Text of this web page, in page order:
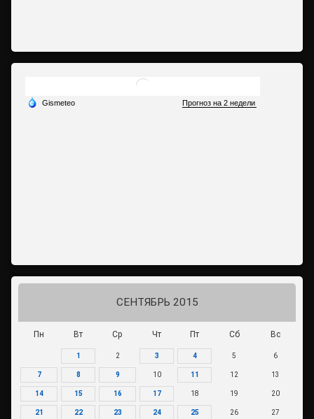
СЕНТЯБРЬ 2015
Пн Вт Ср Чт Пт Сб Вс
1 2 3 4 5 6
7 8 9 10 11 12 13
14 15 16 17 18 19 20
21 22 23 24 25 26 27